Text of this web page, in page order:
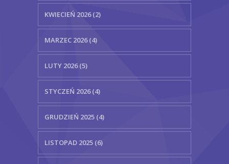
KWIECIEŃ 2026 (2)
MARZEC 2026 (4)
LUTY 2026 (5)
STYCZEŃ 2026 (4)
GRUDZIEŃ 2025 (4)
LISTOPAD 2025 (6)